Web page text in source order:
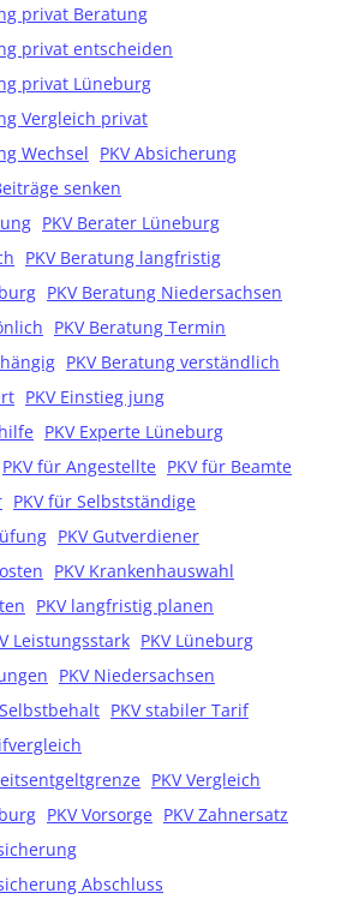
privat Beratung
privat entscheiden
privat Lüneburg
Vergleich privat
Wechsel PKV Absicherung
senken
PKV Berater Lüneburg
PKV Beratung langfristig
PKV Beratung Niedersachsen
PKV Beratung Termin
PKV Beratung verständlich
PKV Einstieg jung
PKV Experte Lüneburg
PKV für Angestellte PKV für Beamte
PKV für Selbstständige
PKV Gutverdiener
PKV Krankenhauswahl
PKV langfristig planen
Leistungsstark PKV Lüneburg
PKV Niedersachsen
Selbstbehalt PKV stabiler Tarif
PKV Vergleich
PKV Vorsorge PKV Zahnersatz
Abschluss